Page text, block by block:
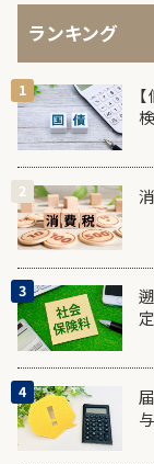
ランキング